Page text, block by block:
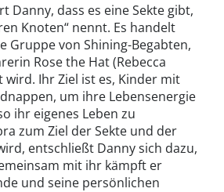
Danny, dass es eine Sekte gibt,
Knoten“ nennt. Es handelt
Gruppe von Shining-Begabten,
Rose the Hat (Rebecca
wird. Ihr Ziel ist es, Kinder mit
um ihre Lebensenergie
ihr eigenes Leben zu
zum Ziel der Sekte und der
entschließt Danny sich dazu,
mit ihr kämpft er
und seine persönlichen